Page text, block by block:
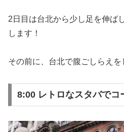
2日目は台北から少し足を伸ば
します！
その前に、台北で腹ごしらえを
8:00 レトロなスタバでコ